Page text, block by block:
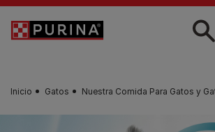
Skip to main content
Inicio Gatos Nuestra Comida Para Gatos y